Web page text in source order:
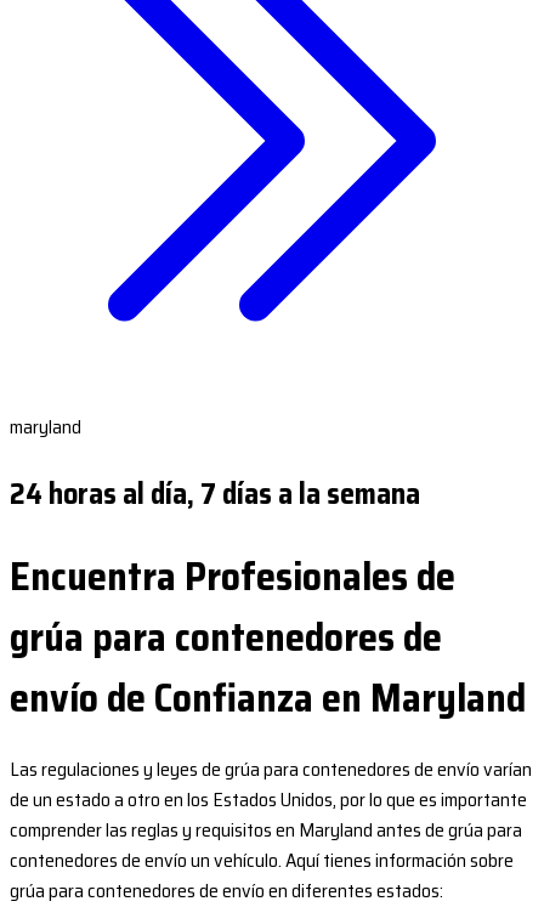
maryland
24 horas al día, 7 días a la semana
Encuentra Profesionales de
grúa para contenedores de
envío de Confianza en Maryland
Las regulaciones y leyes de grúa para contenedores de envío varían
de un estado a otro en los Estados Unidos, por lo que es importante
comprender las reglas y requisitos en Maryland antes de grúa para
contenedores de envío un vehículo. Aquí tienes información sobre
grúa para contenedores de envío en diferentes estados: